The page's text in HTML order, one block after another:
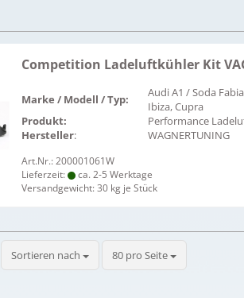
Competition Ladeluftkühler Kit
Marke / Modell / Typ:
Audi A1 / Soda
Ibiza, Cupra
Produkt:
Performance
Hersteller: WAGNERTUNING
Art.Nr.: 200001061W
Lieferzeit:
ca. 2-5 Werktage
Versandgewicht:30kg je Stück
Sortieren nach
Sortieren nach 80 pro Seite
pro Seite